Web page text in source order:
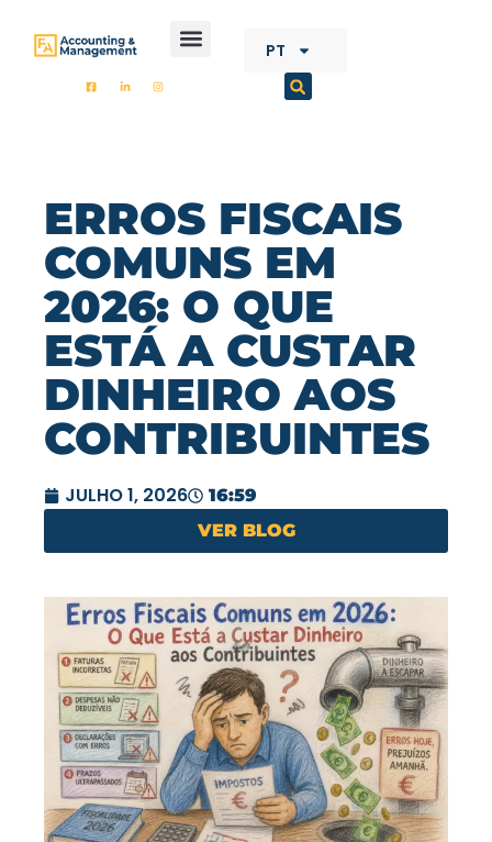
PT
ERROS FISCAIS
COMUNS EM
2026: O QUE
ESTÁ A CUSTAR
DINHEIRO AOS
CONTRIBUINTES
JULHO 1, 2026
16:59
VER BLOG